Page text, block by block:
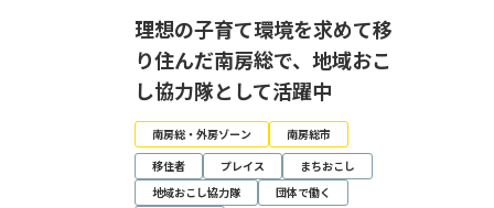
理想の子育て環境を求めて移
り住んだ南房総で、地域おこ
し協力隊として活躍中
南房総・外房ゾーン
南房総市
移住者
プレイス
まちおこし
地域おこし協力隊
団体で働く